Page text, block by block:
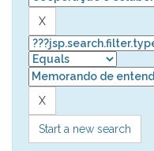
Start a new search